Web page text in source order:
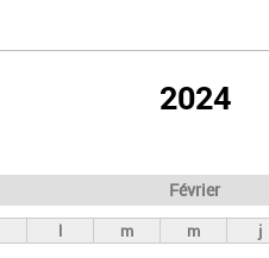
2024
Février
l m m j